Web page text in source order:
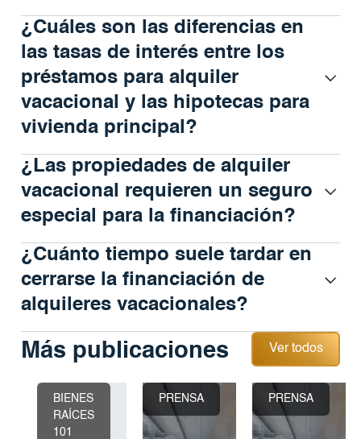
¿Cuáles son las diferencias en
las tasas de interés entre los
préstamos para alquiler
vacacional y las hipotecas para
vivienda principal?
¿Las propiedades de alquiler
vacacional requieren un seguro
especial para la financiación?
¿Cuánto tiempo suele tardar en
cerrarse la financiación de
alquileres vacacionales?
Más publicaciones
Ver todos
Ver todos
BIENES
RAÍCES
101
PRENSA PRENSA